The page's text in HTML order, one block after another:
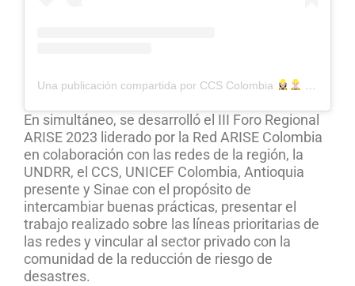
Una publicación compartida por CCS Colombia
En simultáneo, se desarrolló el III Foro Regional
ARISE 2023 liderado por la Red ARISE Colombia
en colaboración con las redes de la región, la
UNDRR, el CCS, UNICEF Colombia, Antioquia
presente y Sinae con el propósito de
intercambiar buenas prácticas, presentar el
trabajo realizado sobre las líneas prioritarias de
las redes y vincular al sector privado con la
comunidad de la reducción de riesgo de
desastres.